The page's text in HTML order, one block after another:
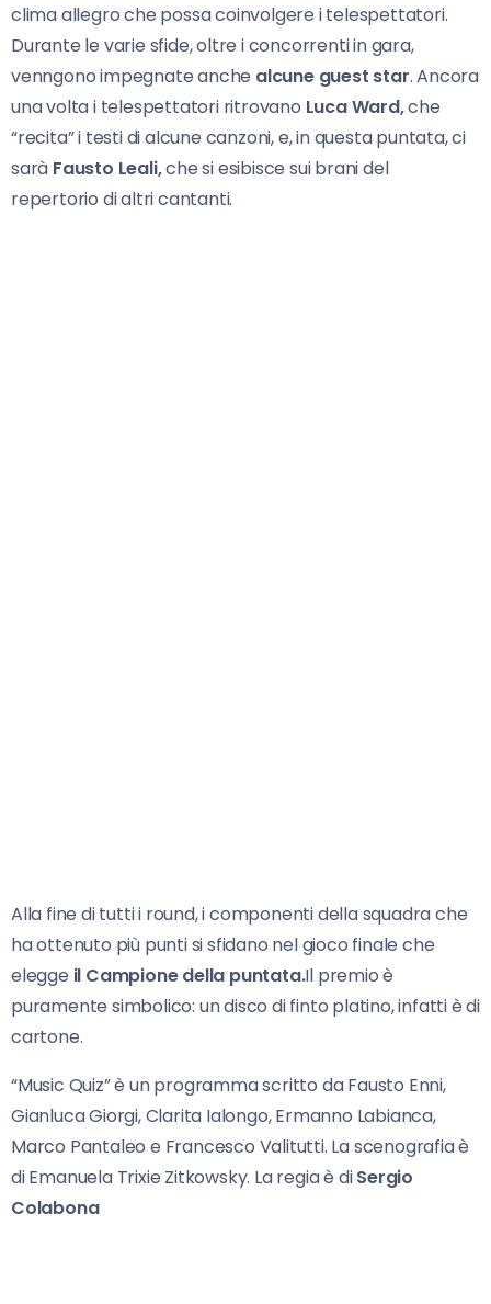
clima allegro che possa coinvolgere i telespettatori.
Durante le varie sfide, oltre i concorrenti in gara,
venngono impegnate anche alcune guest star. Ancora
una volta i telespettatori ritrovano Luca Ward,che
“recita” i testi di alcune canzoni, e, in questa puntata, ci
sarà Fausto Leali,che si esibisce sui brani del
repertorio di altri cantanti.
Alla fine di tutti i round, i componenti della squadra che
ha ottenuto più punti si sfidano nel gioco finale che
elegge il Campione della puntata.Il premio è
puramente simbolico: un disco di finto platino, infatti è di
cartone.
“Music Quiz” è un programma scritto da Fausto Enni,
Gianluca Giorgi, Clarita Ialongo, Ermanno Labianca,
Marco Pantaleo e Francesco Valitutti. La scenografia è
di Emanuela Trixie Zitkowsky. La regia è diSergio
Colabona